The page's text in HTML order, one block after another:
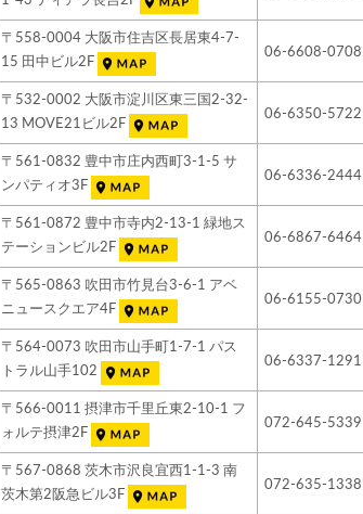
〒558-0004 大阪市住吉区長居東4-7-
15 田中ビル2F
06-6608-0708
〒532-0002 大阪市淀川区東三国2-32-
13 MOVE21ビル2F
06-6350-5722
〒561-0832 豊中市庄内西町3-1-5 サ
ンパティオ3F
06-6336-2444
〒561-0872 豊中市寺内2-13-1 緑地ス
テーションビル2F
06-6867-6464
〒565-0863 吹田市竹見台3-6-1 アベ
ニュースクエア4F
06-6155-0730
〒564-0073 吹田市山手町1-7-1 パス
トラル山手102
06-6337-1291
〒566-0011 摂津市千里丘東2-10-1 フ
ォルテ摂津2F
072-645-5339
〒567-0868 茨木市沢良宜西1-1-3 南
茨木第2阪急ビル3F
072-635-1338